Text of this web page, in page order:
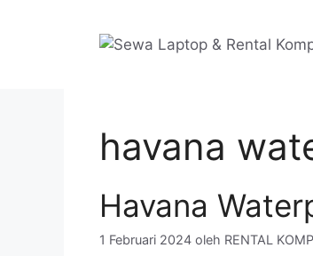
havana
Havana
1 Februari 2024 oleh RENTAL